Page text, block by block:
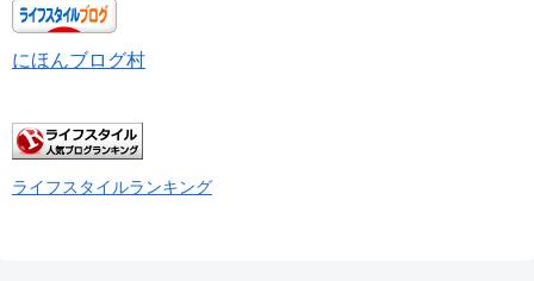
にほんブログ村
ライフスタイルランキング